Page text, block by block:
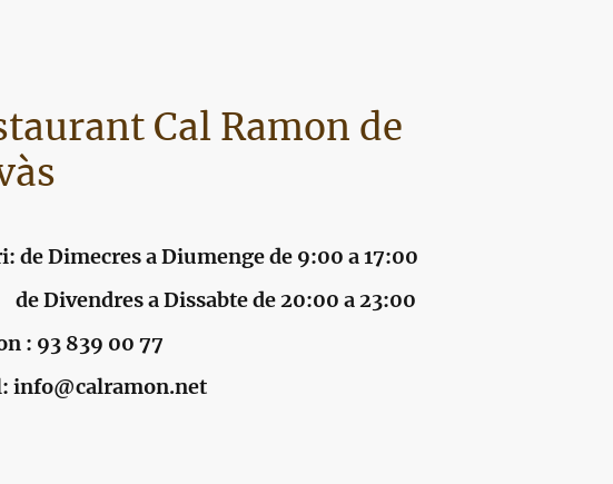
Cal Ramon de
de Dimecres a Diumenge de 9:00 a 17:00
a Dissabte de 20:00 a 23:00
: 93 839 00 77
info@calramon.net